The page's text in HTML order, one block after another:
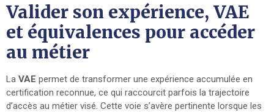
Valider son expérience, VAE
et équivalences pour accéder
au métier
La VAE permet de transformer une expérience accumulée en
certification reconnue, ce qui raccourcit parfois la trajectoire
d’accès au métier visé. Cette voie s’avère pertinente lorsque les